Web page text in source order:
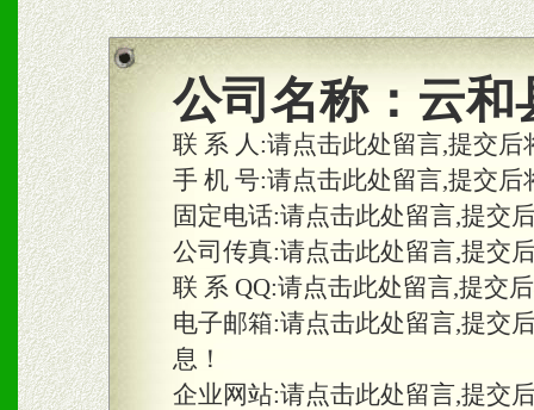
商利润。
2、区域独家经营；建立区
合作关系。
三、物料及媒体
1、免费提供体验及宣传彩
2、不定期在各大知名网站
知名度和影响力。
公司名称： 云和
联 系 人:请点击此处留言,提交
手 机 号:请点击此处留言,提交
固定电话:请点击此处留言,提交
公司传真:请点击此处留言,提交
联 系 QQ:请点击此处留言,提交
电子邮箱:请点击此处留言,提交
息！
企业网站:请点击此处留言,提交